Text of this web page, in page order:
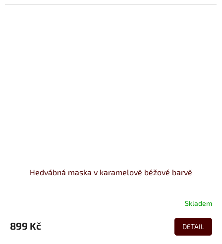
Hedvábná maska v karamelově béžové barvě
Skladem
899 Kč DETAIL